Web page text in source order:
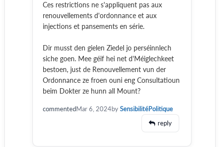
Ces restrictions ne s'appliquent pas aux
renouvellements d'ordonnance et aux
injections et pansements en série.
Dir musst den gielen Ziedel jo perséinnlech
siche goen. Mee géif hei net d'Méiglechkeet
bestoen, just de Renouvellement vun der
Ordonnance ze froen ouni eng Consultatioun
beim Dokter ze hunn all Mount?
commentedMar 6, 2024bySensibilitéPolitique
reply